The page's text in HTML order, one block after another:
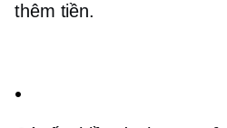
thêm tiền.
.